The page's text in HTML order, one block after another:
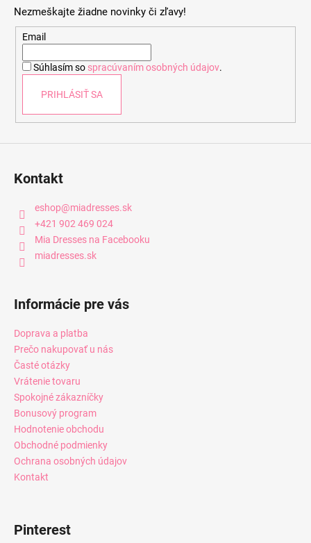
Nezmeškajte žiadne novinky či zľavy!
Email
Súhlasím so spracúvaním osobných údajov.
PRIHLÁSIŤ SA
Kontakt
eshop@miadresses.sk
+421 902 469 024
Mia Dresses na Facebooku
miadresses.sk
Informácie pre vás
Doprava a platba
Prečo nakupovať u nás
Časté otázky
Vrátenie tovaru
Spokojné zákazníčky
Bonusový program
Hodnotenie obchodu
Obchodné podmienky
Ochrana osobných údajov
Kontakt
Pinterest